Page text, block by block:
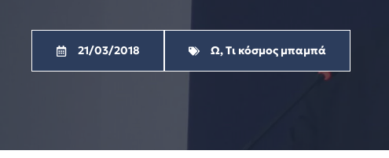
21/03/2018 Ω, Τι κόσμος μπαμπά